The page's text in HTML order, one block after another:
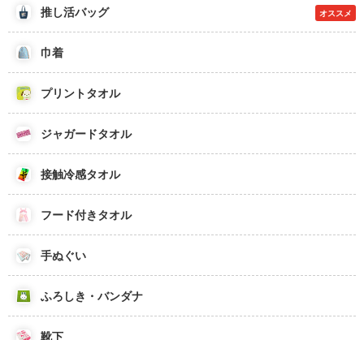
推し活バッグ オススメ
巾着
プリントタオル
ジャガードタオル
接触冷感タオル
フード付きタオル
手ぬぐい
ふろしき・バンダナ
靴下